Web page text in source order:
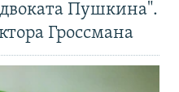
Пушкина".
Гроссмана